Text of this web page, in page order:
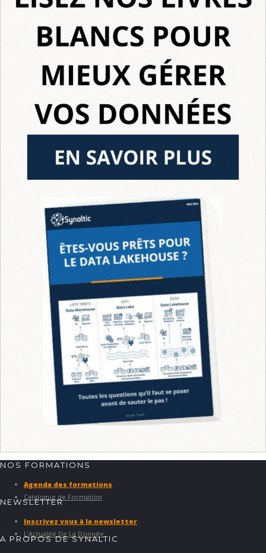
NOS FORMATIONS
Agenda des formations
Catalogue de Formation
NEWSLETTER
Inscrivez vous à la newsletter
L’Actualité De La Donnée
A PROPOS DE SYNALTIC